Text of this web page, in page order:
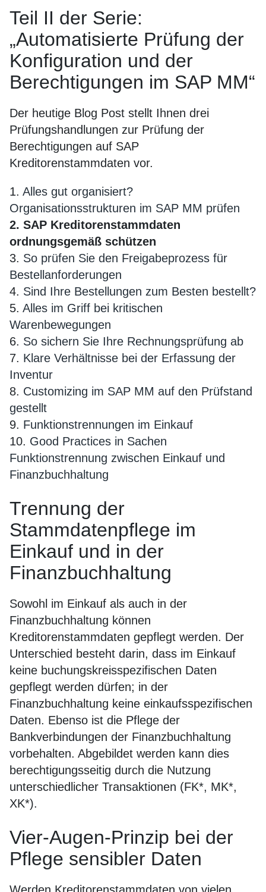
Teil II der Serie:
„Automatisierte Prüfung der
Konfiguration und der
Berechtigungen im SAP MM“
Der heutige Blog Post stellt Ihnen drei
Prüfungshandlungen zur Prüfung der
Berechtigungen auf SAP
Kreditorenstammdaten vor.
1. Alles gut organisiert?
Organisationsstrukturen im SAP MM prüfen
2. SAP Kreditorenstammdaten
ordnungsgemäß schützen
3. So prüfen Sie den Freigabeprozess für
Bestellanforderungen
4. Sind Ihre Bestellungen zum Besten bestellt?
5. Alles im Griff bei kritischen
Warenbewegungen
6. So sichern Sie Ihre Rechnungsprüfung ab
7. Klare Verhältnisse bei der Erfassung der
Inventur
8. Customizing im SAP MM auf den Prüfstand
gestellt
9. Funktionstrennungen im Einkauf
10. Good Practices in Sachen
Funktionstrennung zwischen Einkauf und
Finanzbuchhaltung
Trennung der
Stammdatenpflege im
Einkauf und in der
Finanzbuchhaltung
Sowohl im Einkauf als auch in der
Finanzbuchhaltung können
Kreditorenstammdaten gepflegt werden. Der
Unterschied besteht darin, dass im Einkauf
keine buchungskreisspezifischen Daten
gepflegt werden dürfen; in der
Finanzbuchhaltung keine einkaufsspezifischen
Daten. Ebenso ist die Pflege der
Bankverbindungen der Finanzbuchhaltung
vorbehalten. Abgebildet werden kann dies
berechtigungsseitig durch die Nutzung
unterschiedlicher Transaktionen (FK*, MK*,
XK*).
Vier-Augen-Prinzip bei der
Pflege sensibler Daten